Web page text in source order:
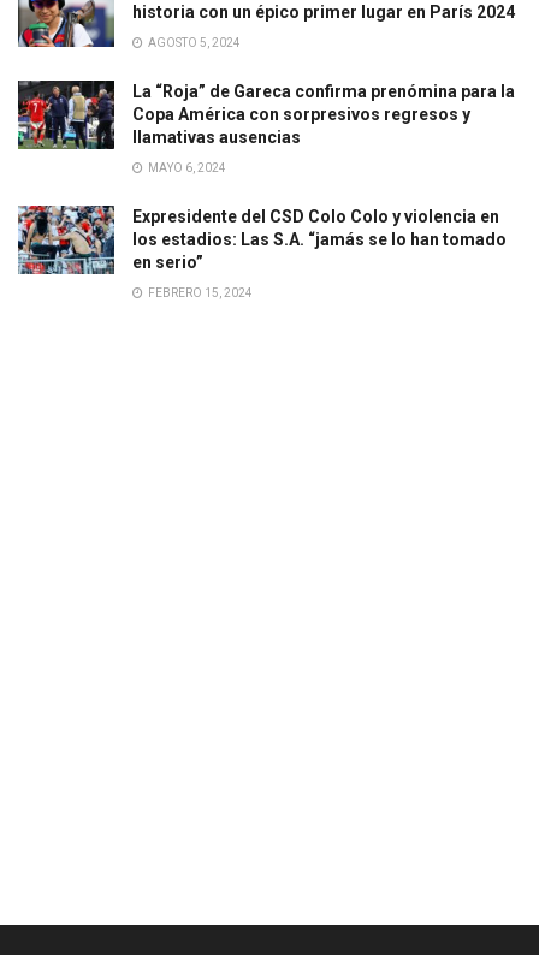
historia con un épico primer lugar en París 2024
AGOSTO 5, 2024
La “Roja” de Gareca confirma prenómina para la
Copa América con sorpresivos regresos y
llamativas ausencias
MAYO 6, 2024
Expresidente del CSD Colo Colo y violencia en
los estadios: Las S.A. “jamás se lo han tomado
en serio”
FEBRERO 15, 2024